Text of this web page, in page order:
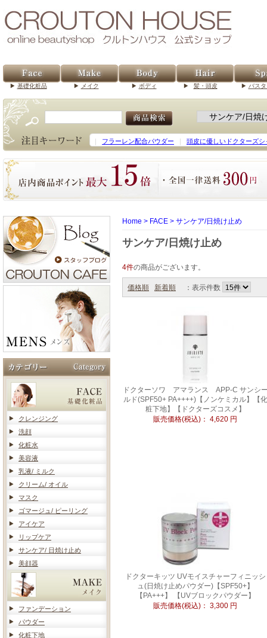
基礎化粧品 メイク ボディ 髪・頭皮 バス
フラーレン配合パウダー 頭皮に優しいドクターズシ
クレンジング
洗顔
化粧水
美容液
乳液/ ミルク
クリーム/ オイル
マスク
ゴマージュ/ ピーリング
アイケア
リップケア
サンケア/ 日焼け止め
美顔器
ファンデーション
パウダー
化粧下地
Home > FACE > サンケア/日焼け止め
サンケア/日焼け止め
4件の商品がございます。
価格順 新着順 ：表示件数
ドクターソワ アマランス APP-C サンシ
ルド(SPF50+ PA++++)【ノンケミカル】【化
粧下地】【ドクターズコスメ】
販売価格(税込)： 4,620 円
ドクターキッツ UVモイスチャーフィニッシ
ュ(日焼け止めパウダー)【SPF50+】
【PA+++】 【UVブロックパウダー】
販売価格(税込)： 3,300 円